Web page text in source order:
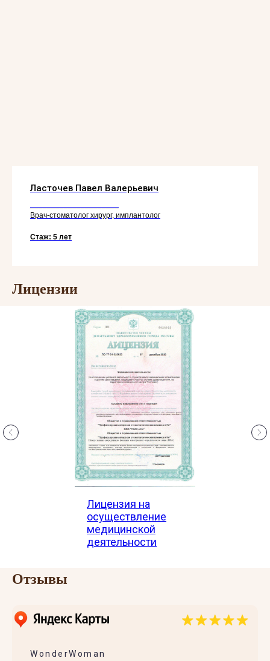
Ласточев Павел Валерьевич
Врач-стоматолог хирург, имплантолог
Стаж: 5 лет
Лицензии
Лицензия на
осуществление
медицинской
деятельности
Отзывы
WonderWoman